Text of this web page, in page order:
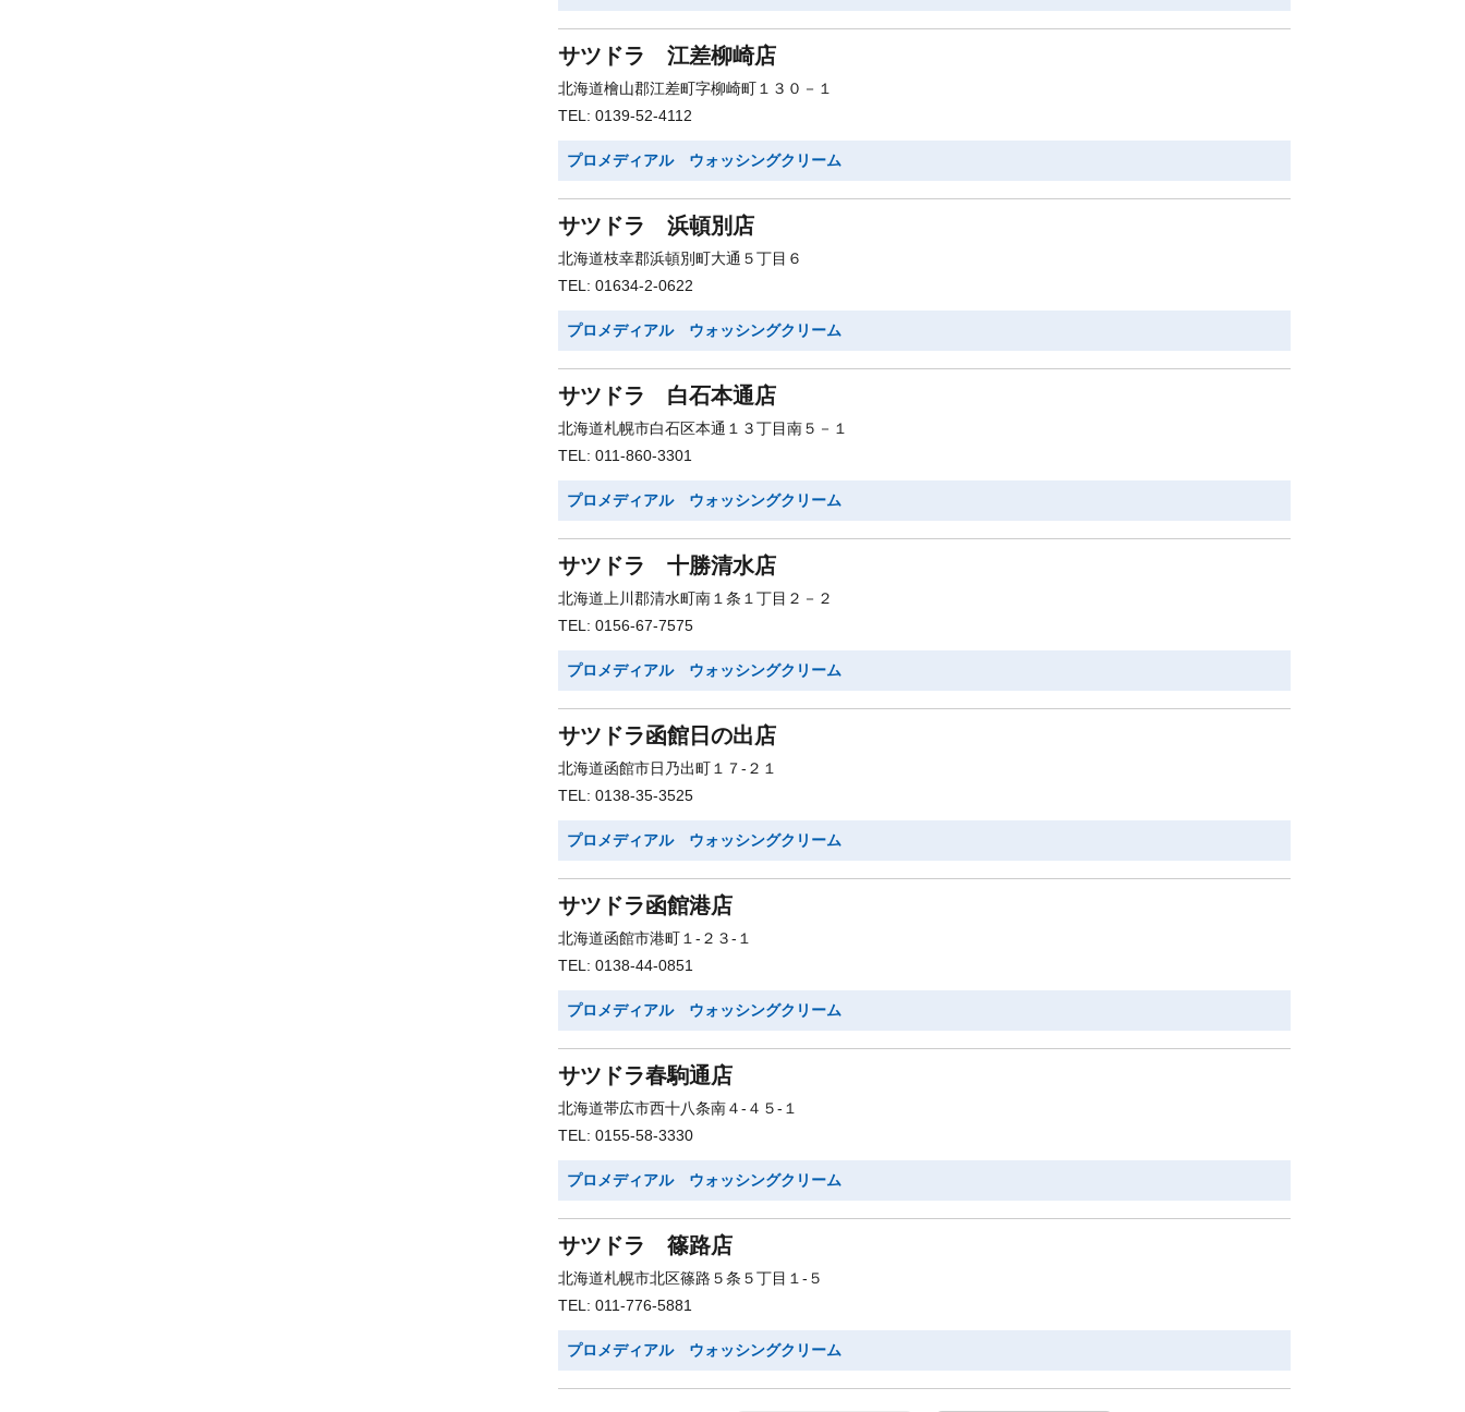
サツドラ 江差柳崎店
北海道檜山郡江差町字柳崎町１３０－１
TEL: 0139-52-4112
プロメディアル ウォッシングクリーム
サツドラ 浜頓別店
北海道枝幸郡浜頓別町大通５丁目６
TEL: 01634-2-0622
プロメディアル ウォッシングクリーム
サツドラ 白石本通店
北海道札幌市白石区本通１３丁目南５－１
TEL: 011-860-3301
プロメディアル ウォッシングクリーム
サツドラ 十勝清水店
北海道上川郡清水町南１条１丁目２－２
TEL: 0156-67-7575
プロメディアル ウォッシングクリーム
サツドラ函館日の出店
北海道函館市日乃出町１７-２１
TEL: 0138-35-3525
プロメディアル ウォッシングクリーム
サツドラ函館港店
北海道函館市港町１-２３-１
TEL: 0138-44-0851
プロメディアル ウォッシングクリーム
サツドラ春駒通店
北海道帯広市西十八条南４-４５-１
TEL: 0155-58-3330
プロメディアル ウォッシングクリーム
サツドラ 篠路店
北海道札幌市北区篠路５条５丁目１-５
TEL: 011-776-5881
プロメディアル ウォッシングクリーム